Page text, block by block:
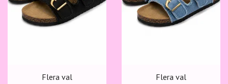
Flera val Flera val